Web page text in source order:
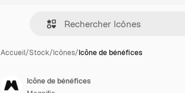
Accueil/Stock/Icônes/Icône de bénéfices
Icône de bénéfices